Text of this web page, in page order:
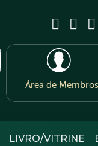
Área de Membros
LIVRO/VITRINE